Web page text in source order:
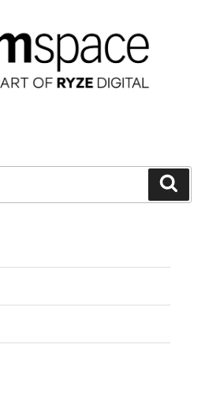
Netlify-
Plattform
die